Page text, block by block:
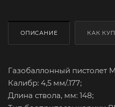
ОПИСАНИЕ КАК
Газобаллонный пистолет
Калибр: 4,5 мм/.177;
Длина ствола, мм: 148;